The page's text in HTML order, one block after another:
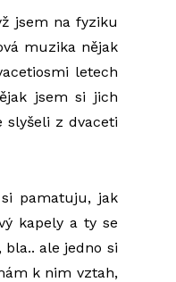
jsem na fyziku
muzika nějak
letech
jsem si jich
slyšeli z dvaceti
pamatuju, jak
kapely a ty se
bla.. ale jedno si
k nim vztah,